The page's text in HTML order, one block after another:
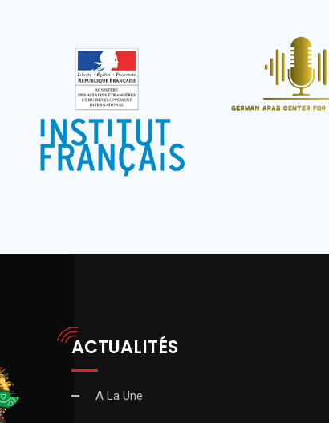
ACTUALITÉS
A La Une